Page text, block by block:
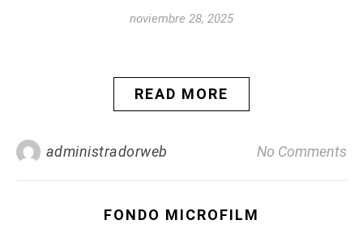
noviembre 28, 2025
READ MORE
administradorweb No Comments
FONDO MICROFILM